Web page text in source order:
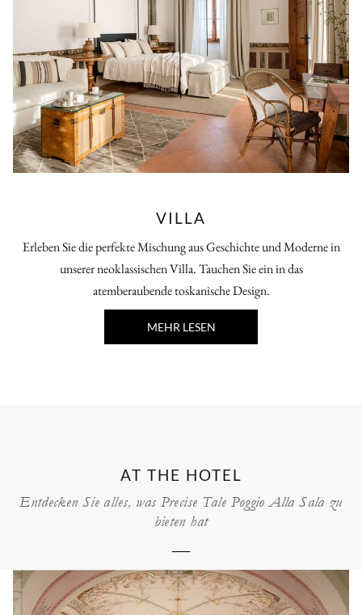
VILLA
Erleben Sie die perfekte Mischung aus Geschichte und Moderne in
unserer neoklassischen Villa. Tauchen Sie ein in das
atemberaubende toskanische Design.
MEHR LESEN
AT THE HOTEL
Entdecken Sie alles, was Precise Tale Poggio Alla Sala zu
bieten hat
──